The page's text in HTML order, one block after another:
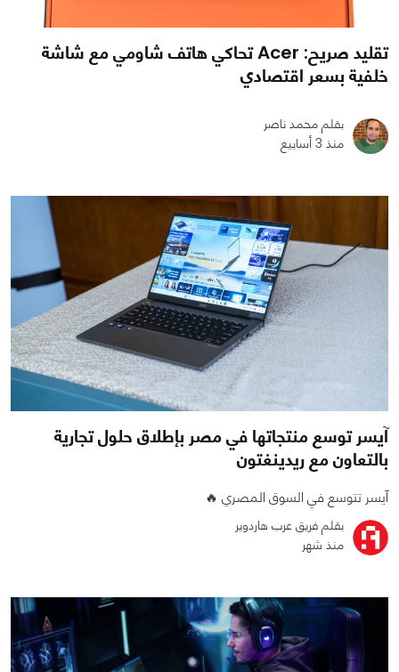
0
تقليد صريح: Acer تحاكي هاتف شاومي مع شاشة
خلفية بسعر اقتصادي
بقلم محمد ناصر
منذ 3 أسابيع
684
0
آيسر توسع منتجاتها في مصر بإطلاق حلول تجارية
بالتعاون مع ريدينغتون
آيسر تتوسع في السوق المصري 🔥
بقلم فريق عرب هاردوير
منذ شهر